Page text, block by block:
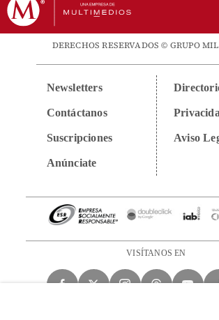
DERECHOS RESERVADOS © GRUPO
Newsletters
Contáctanos
Suscripciones
Anúnciate
Aviso
VISÍTANOS EN